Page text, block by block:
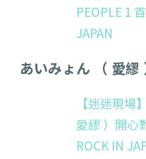
PEOPLE 1
JAPAN
あいみょん （ 愛繆
【迷迷現場
愛繆 ）開心
ROCK IN